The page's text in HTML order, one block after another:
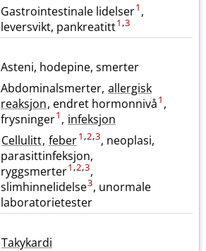
Gastrointestinale lidelser1 ,
leversvikt, pankreatitt1,3
Asteni, hodepine, smerter
Abdominalsmerter, allergisk
reaksjon, endret hormonnivå1 ,
frysninger1 , infeksjon
Cellulitt, feber1,2,3, neoplasi,
parasittinfeksjon,
ryggsmerter1,2,3,
slimhinnelidelse3, unormale
laboratorietester
Takykardi